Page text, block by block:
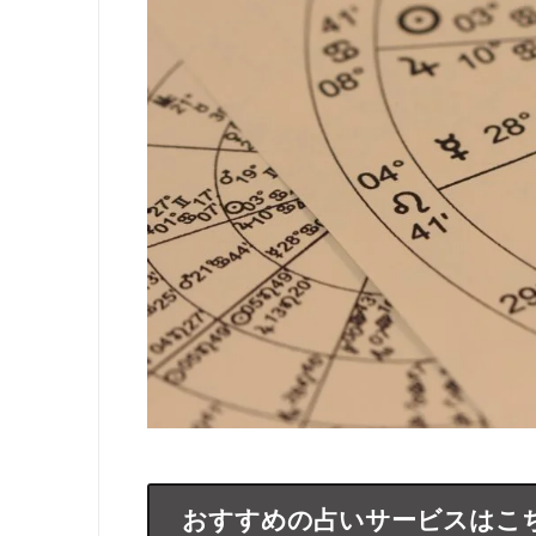
おすすめの占いサービスはこ